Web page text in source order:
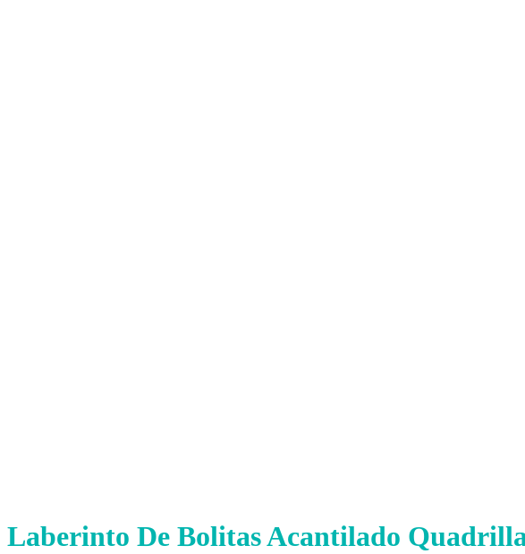
Laberinto De Bolitas Acantilado